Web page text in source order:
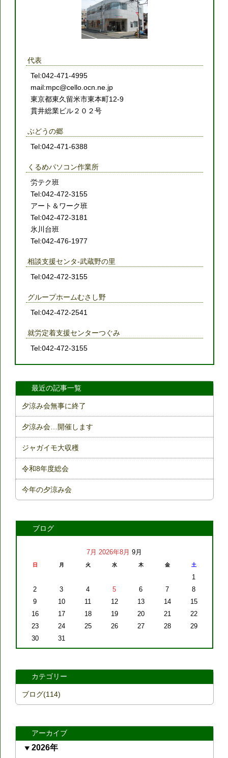
代表
Tel:042-471-4995
mail:mpc@cello.ocn.ne.jp
東京都東久留米市東本町12-9
貫井総業ビル２０２号
ぶどうの郷
Tel:042-471-6388
くるめパソコン作業所
労テク班
Tel:042-472-3155
アート＆ワーク班
Tel:042-472-3181
氷川台班
Tel:042-476-1977
相談支援センタ-武蔵野の里
Tel:042-472-3155
グループホームむさし野
Tel:042-472-2541
就労定着支援センターつぐみ
Tel:042-472-3155
最近の記事一覧
夕涼み会無事に終了
夕涼み会…開催します
ジャガイモ大収穫
令和8年度総会
今年の夕涼み会
ブログ
7月 2026年8月 9月
日 月 火 水 木 金 土
1
2
3 4 5 6 7
8
9
10 11 12 13 14
15
16
17 18 19 20 21
22
23
24 25 26 27 28
29
30
31
カテゴリー
ブログ(114)
アーカイブ
2026年